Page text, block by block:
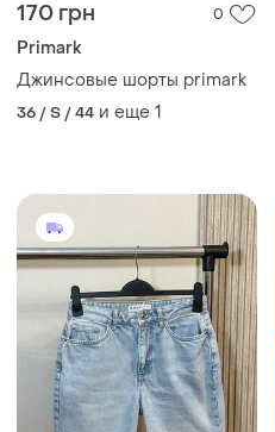
170 грн 0
Primark
Джинсовые шорты primark
36 / S / 44 и еще 1